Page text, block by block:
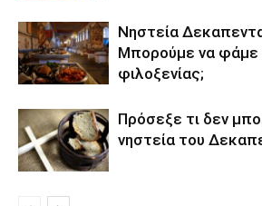
Νηστεία
Μπορούμε να
φιλοξενίας;
Πρόσεξε τι δεν
νηστεία του